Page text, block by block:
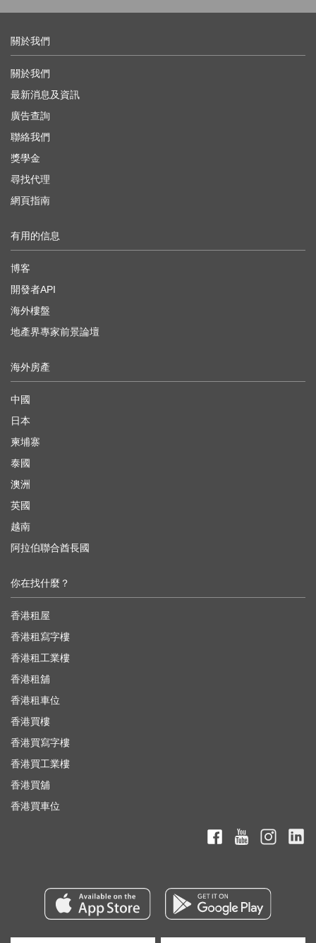
關於我們
關於我們
最新消息及資訊
廣告查詢
聯絡我們
獎學金
尋找代理
網頁指南
有用的信息
博客
開發者API
海外樓盤
地產界專家前景論壇
海外房產
中國
日本
柬埔寨
泰國
澳洲
英國
越南
阿拉伯聯合酋長國
你在找什麼？
香港租屋
香港租寫字樓
香港租工業樓
香港租舖
香港租車位
香港買樓
香港買寫字樓
香港買工業樓
香港買舖
香港買車位